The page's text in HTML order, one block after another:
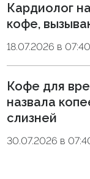
Кардиолог
кофе,
18.07.2026 в 07:40
Кофе для
назвала
слизней
30.07.2026 в